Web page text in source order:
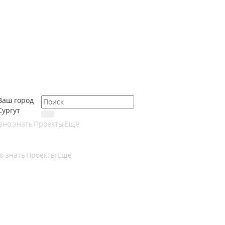
город
знатьПроекты Ещё
знатьПроекты Ещё